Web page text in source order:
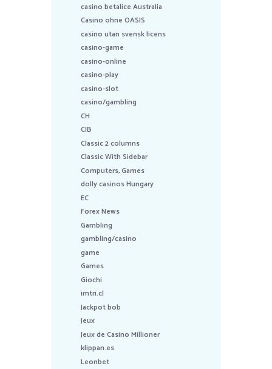
casino betalice Australia
Casino ohne OASIS
casino utan svensk licens
casino-game
casino-online
casino-play
casino-slot
casino/gambling
CH
CIB
Classic 2 columns
Classic With Sidebar
Computers, Games
dolly casinos Hungary
EC
Forex News
Gambling
gambling/casino
game
Games
Giochi
imtri.cl
Jackpot bob
Jeux
Jeux de Casino Millioner
klippan.es
Leonbet